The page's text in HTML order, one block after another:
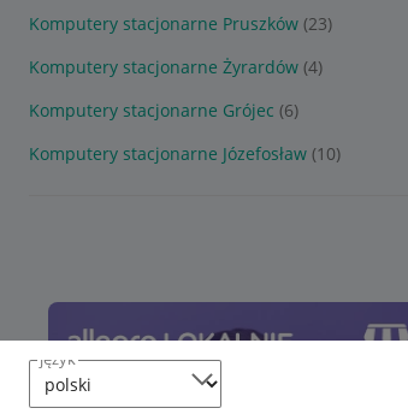
język
Komputery stacjonarne Pruszków (23)
Komputery stacjonarne Żyrardów (4)
Komputery stacjonarne Grójec (6)
Komputery stacjonarne Józefosław (10)